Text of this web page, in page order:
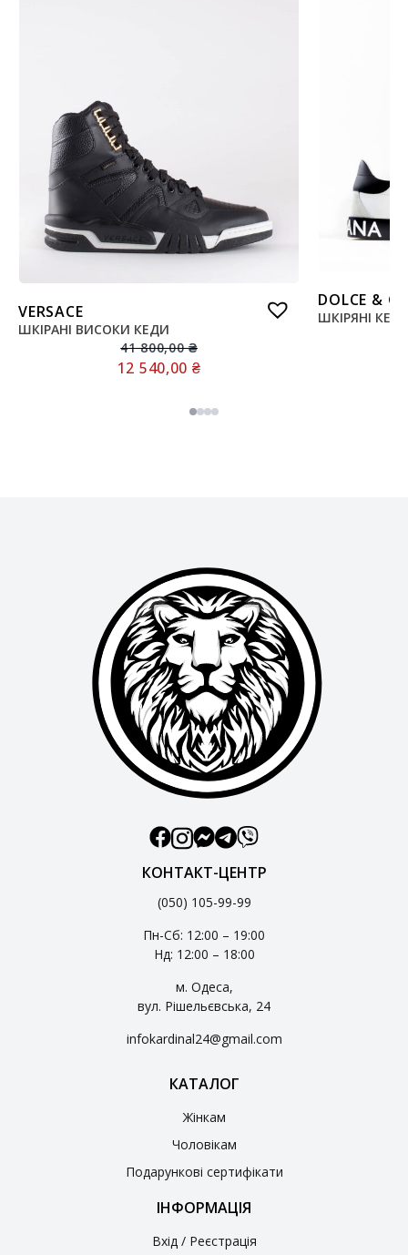
VERSACE
ШКІРАНІ ВИСОКИ КЕДИ
41 800,00₴
12 540,00 ₴
DOLCE &
ШКІРЯНІ
КОНТАКТ-ЦЕНТР
(050) 105-99-99
Пн-Сб: 12:00 – 19:00
Нд: 12:00 – 18:00
м. Одеса,
вул. Рішельєвська, 24
infokardinal24@gmail.com
КАТАЛОГ
Жінкам
Чоловікам
Подарункові сертифікати
ІНФОРМАЦІЯ
Вхід / Реєстрація